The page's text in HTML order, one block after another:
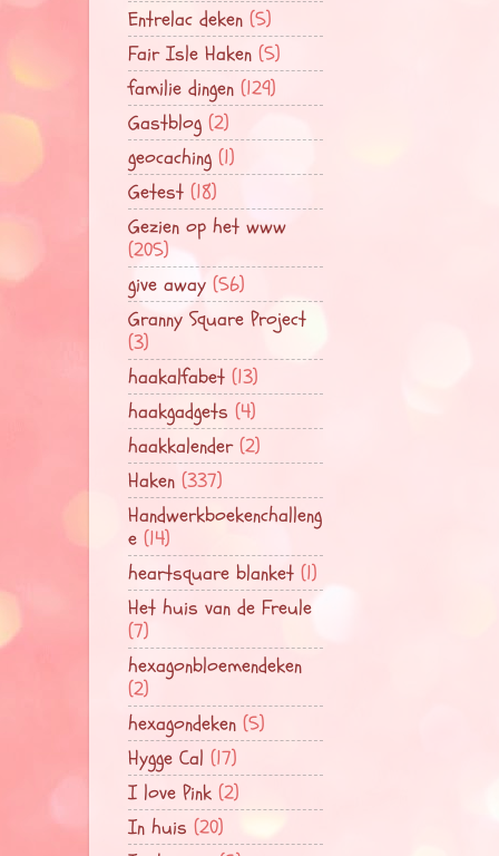
Entrelac deken (5)
Fair Isle Haken (5)
familie dingen (129)
Gastblog (2)
geocaching (1)
Getest (18)
Gezien op het www
(205)
give away (56)
Granny Square Project
(3)
haakalfabet (13)
haakgadgets (4)
haakkalender (2)
Haken (337)
Handwerkboekenchalleng
e (14)
heartsquare blanket (1)
Het huis van de Freule
(7)
hexagonbloemendeken
(2)
hexagondeken (5)
Hygge Cal (17)
I love Pink (2)
In huis (20)